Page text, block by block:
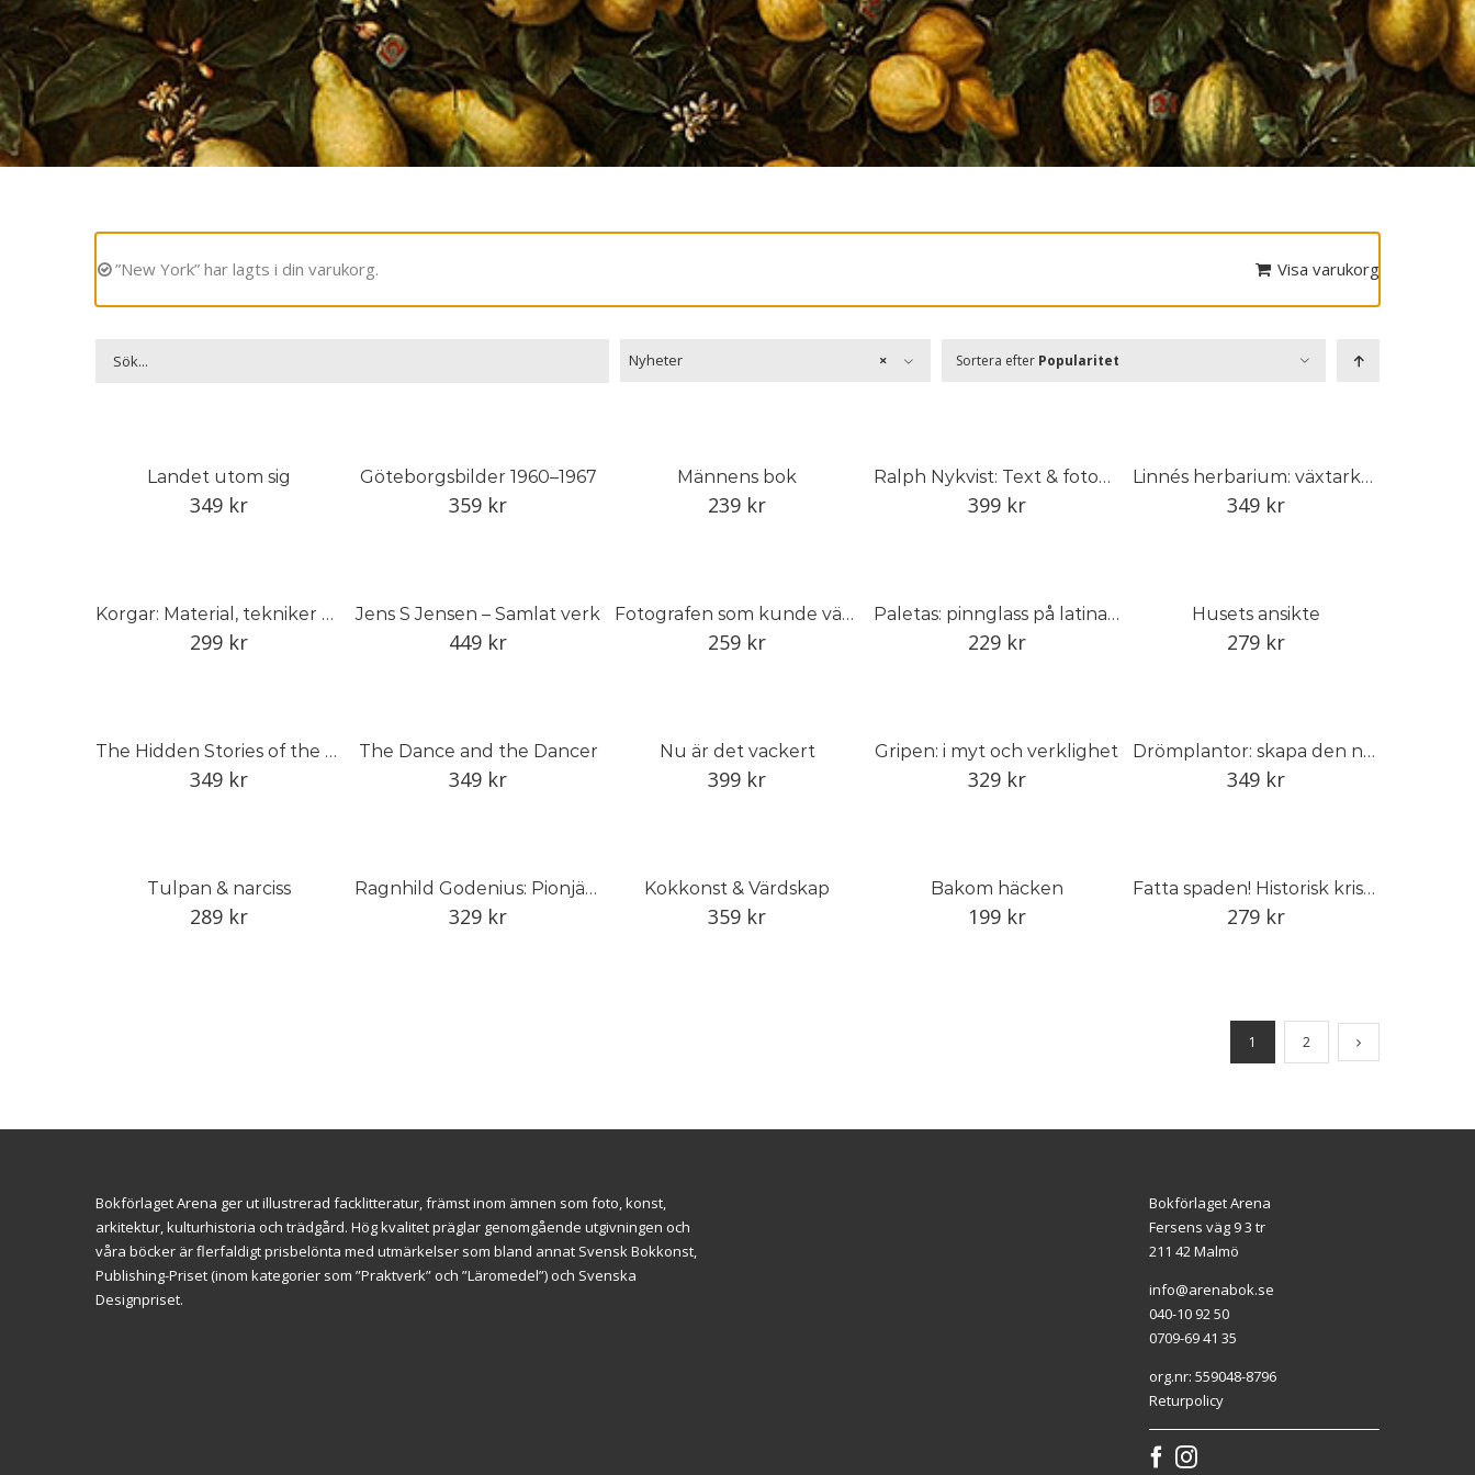
”New York” har lagts i din varukorg. Visa varukorg
×
Nyheter Sortera efter Popularitet
Landet utom sig
349 kr
Göteborgsbilder 1960–1967
359 kr
Männens bok
239 kr
Ralph Nykvist: Text & fotografi
399 kr
Linnés herbarium: växtarkens dolda historia
349 kr
Korgar: Material, tekniker och traditioner i Sverige
299 kr
Jens S Jensen – Samlat verk
449 kr
Fotografen som kunde vänta
259 kr
Paletas: pinnglass på latinamerikanskt vis
229 kr
Husets ansikte
279 kr
The Hidden Stories of the Linnean Herbarium
349 kr
The Dance and the Dancer
349 kr
Nu är det vackert
399 kr
Gripen: i myt och verklighet
329 kr
Drömplantor: skapa den naturlika trädgården
349 kr
Tulpan & narciss
289 kr
Ragnhild Godenius: Pionjär inom svensk studiokeramik
329 kr
Kokkonst & Värdskap
359 kr
Bakom häcken
199 kr
Fatta spaden! Historisk kristidsodling för framtida skördar
279 kr
1 2
Bokförlaget Arena ger ut illustrerad facklitteratur, främst inom ämnen som foto, konst,
arkitektur, kulturhistoria och trädgård. Hög kvalitet präglar genomgående utgivningen och
våra böcker är flerfaldigt prisbelönta med utmärkelser som bland annat Svensk Bokkonst,
Publishing-Priset (inom kategorier som ”Praktverk” och ”Läromedel”) och Svenska
Designpriset.
Bokförlaget Arena
Fersens väg 9 3 tr
211 42 Malmö
info@arenabok.se
040-10 92 50
0709-69 41 35
org.nr: 559048-8796
Returpolicy